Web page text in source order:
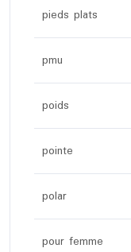
pieds plats
pmu
poids
pointe
polar
pour femme